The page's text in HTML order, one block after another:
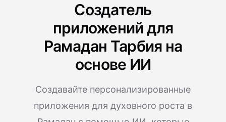
Создатель
приложений для
Рамадан Тарбия на
основе ИИ
Создавайте персонализированные
приложения для духовного роста в